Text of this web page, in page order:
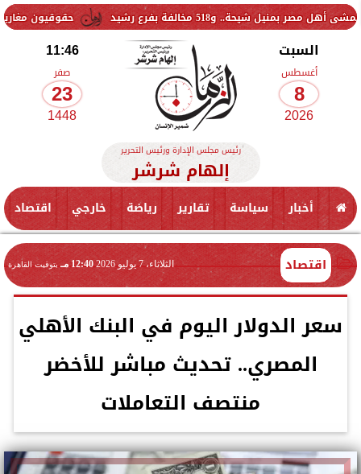
حقوقيون مغاربة: مصرع 141 شخصا خلال محاولة العبور إلى سبتة.. والحصيلة مرشحة للارتفاع
السبت
أغسطس
8
2026
11:46
صفر
23
1448
رئيس مجلس الإدارة ورئيس التحرير
إلهام شرشر
أخبار سياسة تقارير رياضة خارجي اقتصاد
اقتصاد الثلاثاء، 7 يوليو 2026 12:40 مـ بتوقيت القاهرة
سعر الدولار اليوم في البنك الأهلي
المصري.. تحديث مباشر للأخضر
منتصف التعاملات